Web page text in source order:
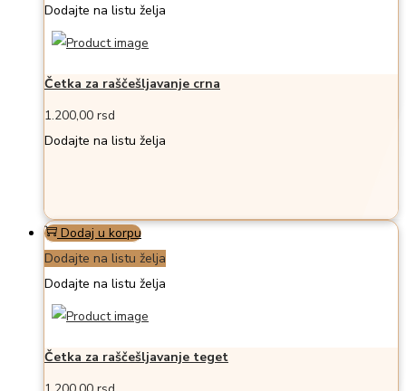
Dodajte na listu želja
Četka za raščešljavanje crna
1.200,00 rsd
Dodajte na listu želja
Dodaj u korpu
Dodajte na listu želja
Dodajte na listu želja
Četka za raščešljavanje teget